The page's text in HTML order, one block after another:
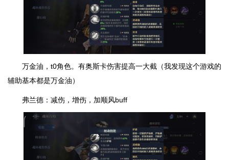
万金油，t0角色。有奥斯卡伤害提高一大截（我发现这个游戏的
辅助基本都是万金油）
弗兰德：减伤，增伤，加顺风buff